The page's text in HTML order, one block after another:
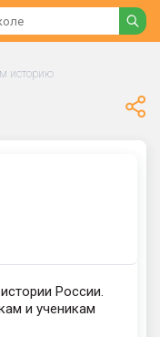
историю
России.
и ученикам